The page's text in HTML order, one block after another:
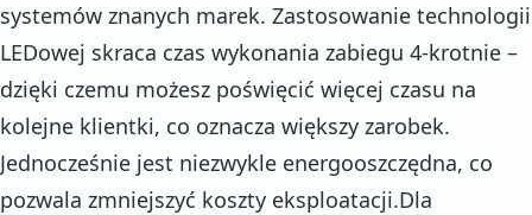
systemów znanych marek. Zastosowanie technologii
LEDowej skraca czas wykonania zabiegu 4-krotnie –
dzięki czemu możesz poświęcić więcej czasu na
kolejne klientki, co oznacza większy zarobek.
Jednocześnie jest niezwykle energooszczędna, co
pozwala zmniejszyć koszty eksploatacji.Dla